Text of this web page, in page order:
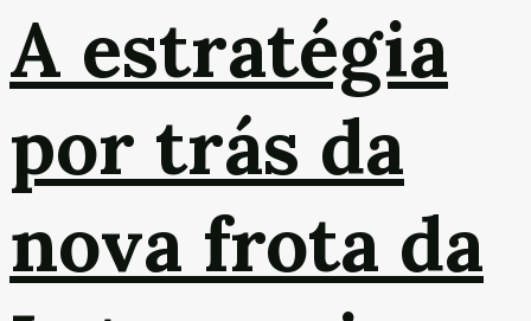
A estratégia
por trás da
nova frota da